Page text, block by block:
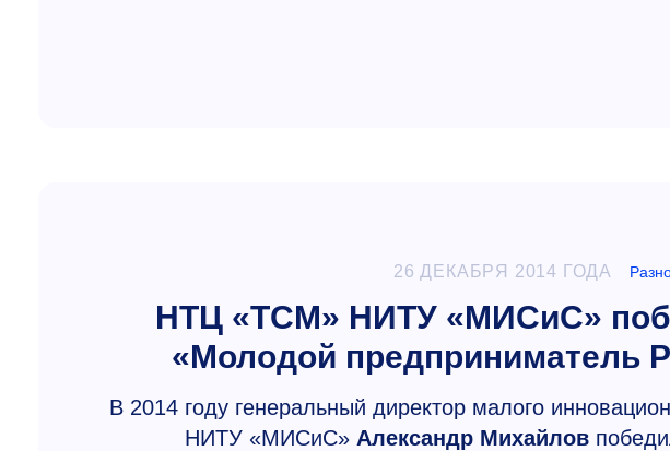
26 ДЕКАБРЯ 2014 ГОДА
НТЦ «ТСМ» НИТУ «МИСиС»
«Молодой предприниматель
В 2014 году генеральный директор малого
НИТУ «МИСиС» Александр Михайлов